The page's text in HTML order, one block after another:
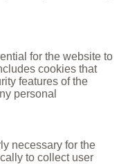
for the website to
cookies that
features of the
personal
necessary for the
to collect user